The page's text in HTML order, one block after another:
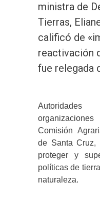
ministra de
Tierras,
calificó de
reactivación
fue relegada
Autoridades
Comisión
de Santa
proteger y
políticas de
naturaleza.